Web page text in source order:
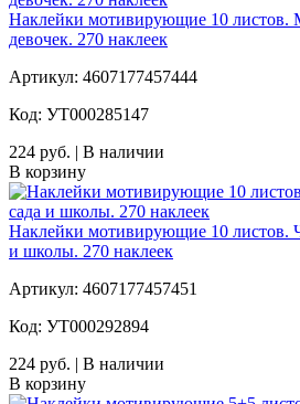
Наклейки мотивирующие 10 листов.
девочек. 270 наклеек
Артикул: 4607177457444
Код: УТ000285147
224 руб. | В наличии
В корзину
Наклейки мотивирующие 10 листов.
и школы. 270 наклеек
Артикул: 4607177457451
Код: УТ000292894
224 руб. | В наличии
В корзину